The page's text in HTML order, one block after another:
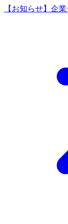
【お知らせ】企